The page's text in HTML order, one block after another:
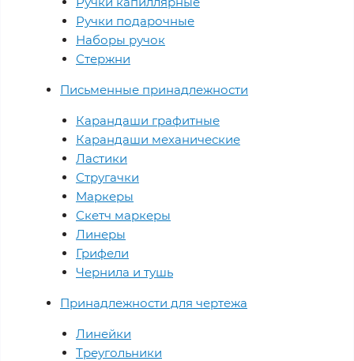
Ручки подарочные
Наборы ручок
Стержни
Письменные принадлежности
Карандаши графитные
Карандаши механические
Ластики
Стругачки
Маркеры
Скетч маркеры
Линеры
Грифели
Чернила и тушь
Принадлежности для чертежа
Линейки
Треугольники